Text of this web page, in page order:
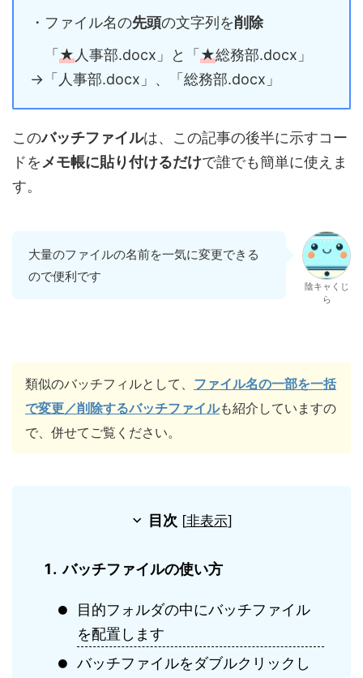
・ファイル名の先頭の文字列を削除
「 ★人事部.docx」と「 ★総務部.docx」
→「人事部.docx」、「総務部.docx」
このバッチファイルは、この記事の後半に示すコー
ドを メモ帳に貼り付けるだけで誰でも簡単に使えま
す。
大量のファイルの名前を一気に変更できる
ので便利です
陰キャくじ
ら
類似のバッチフィルとして、 ファイル名の一部を一括
で変更／削除するバッチファイルも紹介していますの
で、併せてご覧ください。
目次 [非表示]
バッチファイルの使い方
目的フォルダの中にバッチファイル
を配置します
バッチファイルをダブルクリックし